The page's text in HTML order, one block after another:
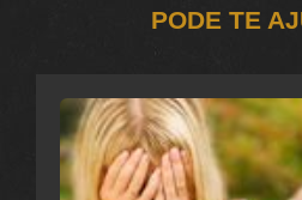
PODE TE